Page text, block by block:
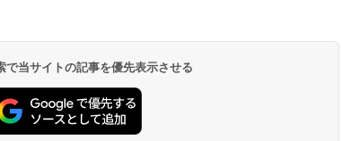
で当サイトの記事を優先表示させる